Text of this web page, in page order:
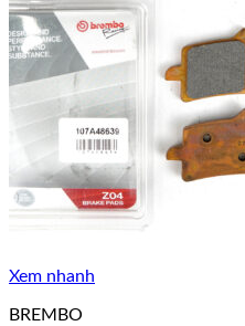
Xem nhanh
BREMBO